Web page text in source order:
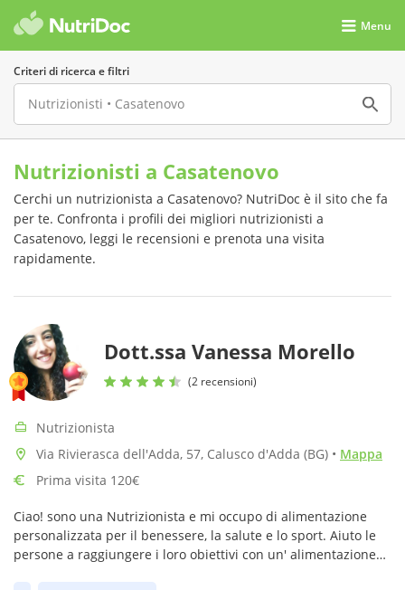
Menu
Criteri di ricerca e filtri
Nutrizionisti a Casatenovo
Cerchi un nutrizionista a Casatenovo? NutriDoc è il sito che fa
per te. Confronta i profili dei migliori nutrizionisti a
Casatenovo, leggi le recensioni e prenota una visita
rapidamente.
Dott.ssa Vanessa Morello
(2 recensioni)
Nutrizionista
Via Rivierasca dell'Adda, 57, Calusco d'Adda (BG) • Mappa
Prima visita 120€
Ciao! sono una Nutrizionista e mi occupo di alimentazione
personalizzata per il benessere, la salute e lo sport. Aiuto le
persone a raggiungere i loro obiettivi con un' alimentazione